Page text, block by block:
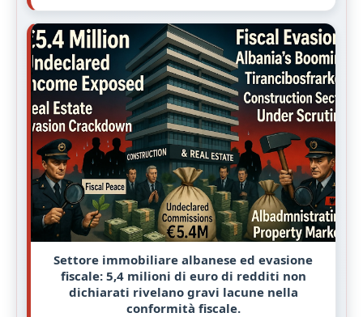
Settore immobiliare albanese ed evasione
fiscale: 5,4 milioni di euro di redditi non
dichiarati rivelano gravi lacune nella
conformità fiscale.